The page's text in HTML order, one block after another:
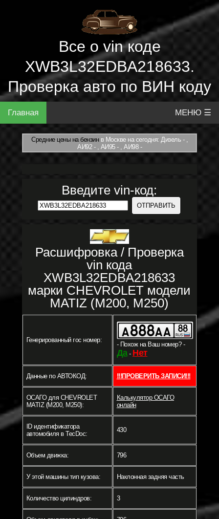
Все о vin коде
XWB3L32EDBA218633.
Проверка авто по ВИН коду
Главная МЕНЮ ☰
Средние цены на бензинв Москве на сегодня: Дизель - ,
АИ92 - , АИ95 - , АИ98 -
Введите vin-код:
Расшифровка / Проверка
vin кода
XWB3L32EDBA218633
марки CHEVROLET модели
MATIZ (M200, M250)
Генерированный гос номер:
- Похож на Ваш номер? -
Да- Нет
Данные по АВТОКОД: !!!ПРОВЕРИТЬ ЗАПИСИ!!!
ОСАГО для CHEVROLET
MATIZ (M200, M250):
Калькулятор ОСАГО
онлайн
ID идентификатора
автомобиля в TecDoc:
430
Объем движка: 796
У этой машины тип кузова: Наклонная задняя часть
Количество цилиндров: 3